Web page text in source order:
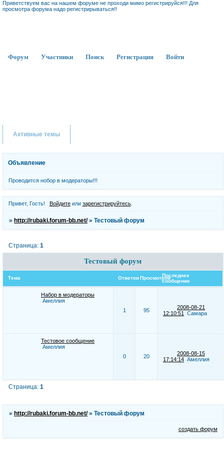
Приветствуем вас на нашем форуме не проходи мимо регистрируйся!!! Для
просмотра форума надо регистрирываться!!
Форум Участники Поиск Регистрация Войти
Активные темы
Объявление
Проводится нобор в модераторы!!!
Привет, Гость! Войдитеили зарегистрируйтесь.
» http://rubaki.forum-bb.net/ »Тестовый форум
Тестовый форум
Страница:1
Тема ОтветовПросмотровПоследнее
сообщение
Набор в модераторы
Амеллия
1
95
2008-08-21
12:10:51
Самара
Тестовое сообщение
Амеллия
0
20
2008-08-15
17:14:14 Амеллия
Страница:1
»http://rubaki.forum-bb.net/ »Тестовый форум
создать форум